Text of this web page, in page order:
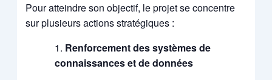
Pour atteindre son objectif, le projet se concentre
sur plusieurs actions stratégiques :
Renforcement des systèmes de
connaissances et de données